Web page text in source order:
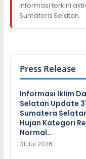
Informasi terkini
Sumatera Selatan.
Press Release
Informasi Iklim
Selatan Update
Sumatera
Hujan Kategori
Normal…
31 Jul 2026